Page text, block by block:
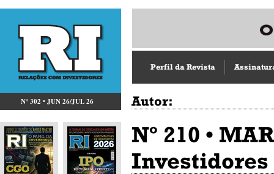
Nº 302 • JUN 26/JUL 26
Perfil da Revista
Autor:
Nº 210 •
Investidores